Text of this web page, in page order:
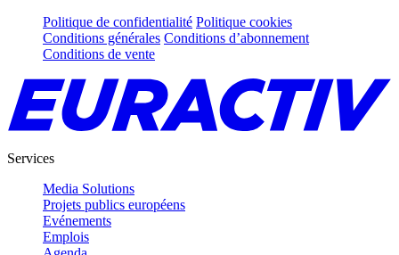
Politique de confidentialité Politique cookies
Conditions générales Conditions d’abonnement
Conditions de vente
Services
Media Solutions
Projets publics européens
Evénements
Emplois